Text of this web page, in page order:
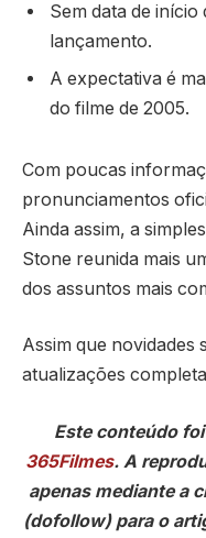
Sem data de
lançamento.
A expectativa é
do filme de 2005.
Com poucas
pronunciamentos
Ainda assim, a
Stone reunida mais
dos assuntos mais
Assim que novidades
atualizações
Este conteúdo
365Filmes. A
apenas mediante a
(dofollow) para o